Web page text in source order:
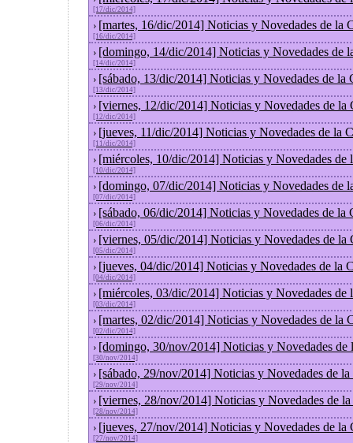
[17/dic/2014]
› [martes, 16/dic/2014] Noticias y Novedades de la
[16/dic/2014]
› [domingo, 14/dic/2014] Noticias y Novedades de
[14/dic/2014]
› [sábado, 13/dic/2014] Noticias y Novedades de la
[13/dic/2014]
› [viernes, 12/dic/2014] Noticias y Novedades de la
[12/dic/2014]
› [jueves, 11/dic/2014] Noticias y Novedades de la
[11/dic/2014]
› [miércoles, 10/dic/2014] Noticias y Novedades de
[10/dic/2014]
› [domingo, 07/dic/2014] Noticias y Novedades de
[07/dic/2014]
› [sábado, 06/dic/2014] Noticias y Novedades de la
[06/dic/2014]
› [viernes, 05/dic/2014] Noticias y Novedades de la
[05/dic/2014]
› [jueves, 04/dic/2014] Noticias y Novedades de la
[04/dic/2014]
› [miércoles, 03/dic/2014] Noticias y Novedades de
[03/dic/2014]
› [martes, 02/dic/2014] Noticias y Novedades de la
[02/dic/2014]
› [domingo, 30/nov/2014] Noticias y Novedades de
[30/nov/2014]
› [sábado, 29/nov/2014] Noticias y Novedades de
[29/nov/2014]
› [viernes, 28/nov/2014] Noticias y Novedades de
[28/nov/2014]
› [jueves, 27/nov/2014] Noticias y Novedades de la
[27/nov/2014]